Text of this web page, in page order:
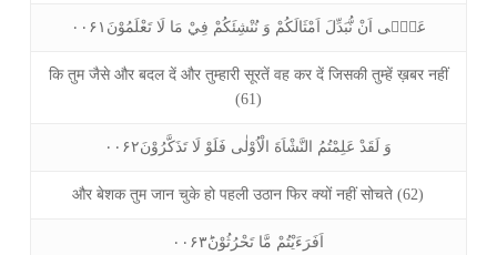
عَلٰۤى اَنْ نُّبَدِّلَ اَمْثَالَكُمْ وَ نُنْشِئَكُمْ فِيْ مَا لَا تَعْلَمُوْنَ۰۰۶۱
कि तुम जैसे और बदल दें और तुम्हारी सूरतें वह कर दें जिसकी तुम्हें ख़बर नहीं
(61)
وَ لَقَدْ عَلِمْتُمُ النَّشْاَةَ الْاُوْلٰى فَلَوْ لَا تَذَكَّرُوْنَ۰۰۶۲
और बेशक तुम जान चुके हो पहली उठान फिर क्यों नहीं सोचते (62)
اَفَرَءَيْتُمْ مَّا تَحْرُثُوْنَؕ۰۰۶۳